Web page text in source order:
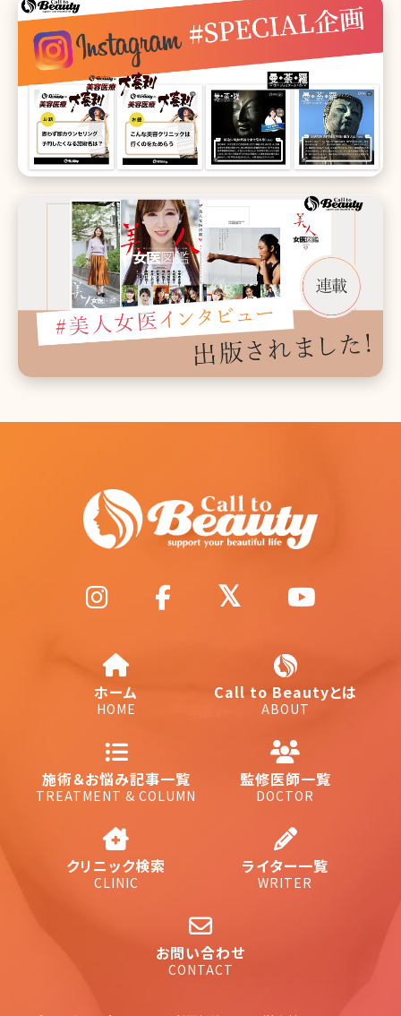
ホーム
HOME
Call to Beautyとは
ABOUT
施術＆お悩み記事一覧
TREATMENT & COLUMN
監修医師一覧
DOCTOR
クリニック検索
CLINIC
ライター一覧
WRITER
お問い合わせ
CONTACT